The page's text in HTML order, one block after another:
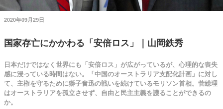
2020年09月29日
国家存亡にかかわる「安倍ロス」｜山岡鉄秀
日本だけではなく世界にも「安倍ロス」が広がっているが、心理的な喪失
感に浸っている時間はない。「中国のオーストラリア支配化計画」に対し
て、主権を守るために獅子奮迅の戦いを続けているモリソン首相。菅総理
はオーストラリアを孤立させず、自由と民主主義を護ることができるの
か。